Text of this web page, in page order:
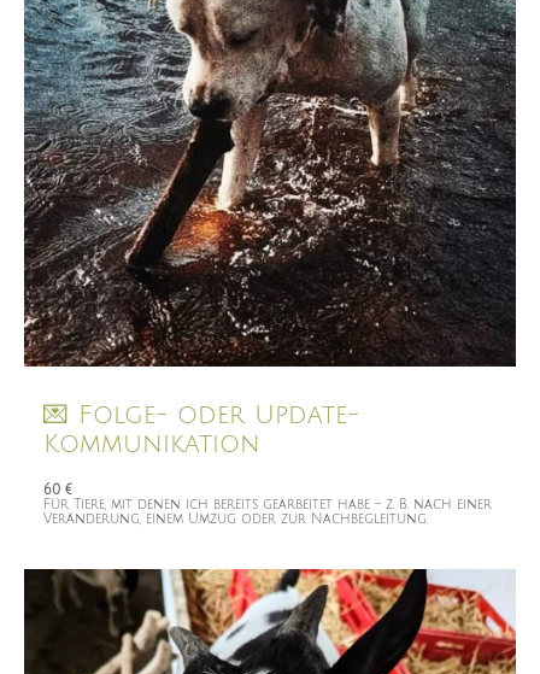
💌 Folge- oder Update-
Kommunikation
60 €
Für Tiere, mit denen ich bereits gearbeitet habe – z. B. nach einer
Veränderung, einem Umzug oder zur Nachbegleitung.